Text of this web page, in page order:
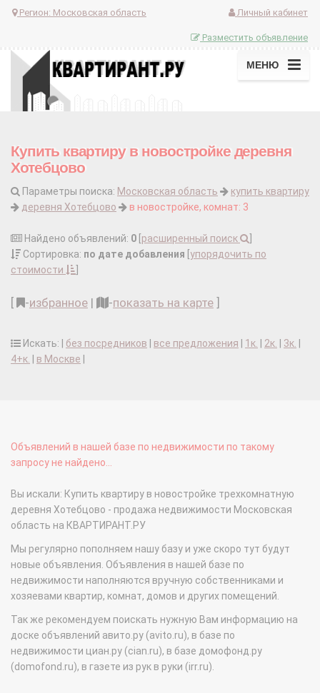
Регион: Московская область Личный кабинет
Разместить объявление
МЕНЮ
Купить квартиру в новостройке деревня
Хотебцово
Параметры поиска: Московская область
купить квартиру
деревня Хотебцово
в новостройке, комнат: 3
Найдено объявлений: 0 расширенный поиск
Сортировка: по дате добавления упорядочить по
стоимости
-избранное | -показать на карте
Искать: | без посредников все предложения 1к. 2к. 3к.
4+к.
в Москве
Объявлений в нашей базе по недвижимости по такому
запросу не найдено...
Вы искали: Купить квартиру в новостройке трехкомнатную
деревня Хотебцово - продажа недвижимости Московская
область на КВАРТИРАНТ.РУ
Мы регулярно пополняем нашу базу и уже скоро тут будут
новые объявления. Объявления в нашей базе по
недвижимости наполняются вручную собственниками и
хозяевами квартир, комнат, домов и других помещений.
Так же рекомендуем поискать нужную Вам информацию на
доске объявлений авито.ру (avito.ru), в базе по
недвижимости циан.ру (cian.ru), в базе домофонд.ру
(domofond.ru), в газете из рук в руки (irr.ru).